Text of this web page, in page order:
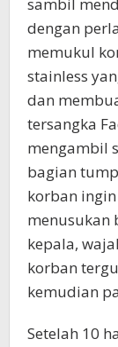
dengan
memukul
stainless
dan
tersangka
mengambil
bagian
korban
menusukan
kepala,
korban
kemudian
Setelah 10